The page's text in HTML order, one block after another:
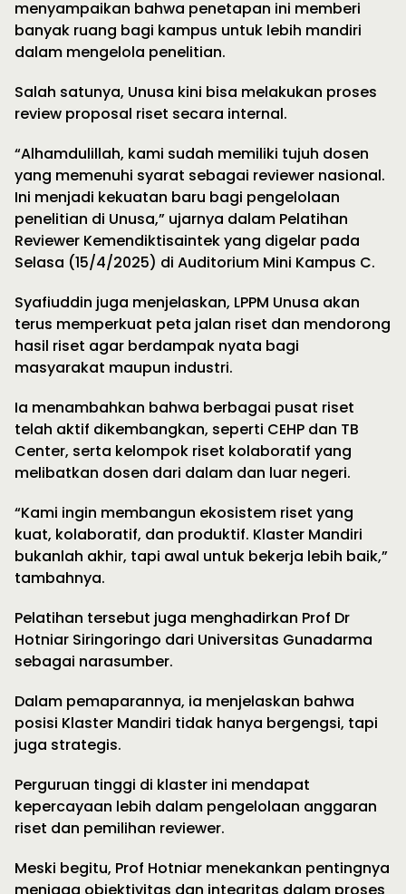
menyampaikan bahwa penetapan ini memberi
banyak ruang bagi kampus untuk lebih mandiri
dalam mengelola penelitian.
Salah satunya, Unusa kini bisa melakukan proses
review proposal riset secara internal.
“Alhamdulillah, kami sudah memiliki tujuh dosen
yang memenuhi syarat sebagai reviewer nasional.
Ini menjadi kekuatan baru bagi pengelolaan
penelitian di Unusa,” ujarnya dalam Pelatihan
Reviewer Kemendiktisaintek yang digelar pada
Selasa (15/4/2025) di Auditorium Mini Kampus C.
Syafiuddin juga menjelaskan, LPPM Unusa akan
terus memperkuat peta jalan riset dan mendorong
hasil riset agar berdampak nyata bagi
masyarakat maupun industri.
Ia menambahkan bahwa berbagai pusat riset
telah aktif dikembangkan, seperti CEHP dan TB
Center, serta kelompok riset kolaboratif yang
melibatkan dosen dari dalam dan luar negeri.
“Kami ingin membangun ekosistem riset yang
kuat, kolaboratif, dan produktif. Klaster Mandiri
bukanlah akhir, tapi awal untuk bekerja lebih baik,”
tambahnya.
Pelatihan tersebut juga menghadirkan Prof Dr
Hotniar Siringoringo dari Universitas Gunadarma
sebagai narasumber.
Dalam pemaparannya, ia menjelaskan bahwa
posisi Klaster Mandiri tidak hanya bergengsi, tapi
juga strategis.
Perguruan tinggi di klaster ini mendapat
kepercayaan lebih dalam pengelolaan anggaran
riset dan pemilihan reviewer.
Meski begitu, Prof Hotniar menekankan pentingnya